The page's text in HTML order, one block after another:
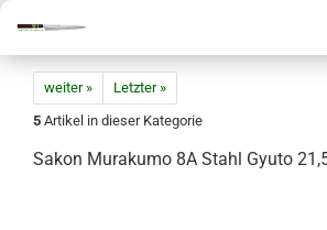
weiter »
Letzter »
5 Artikel in dieser Kategorie
Sakon Murakumo 8A Stahl Gyuto